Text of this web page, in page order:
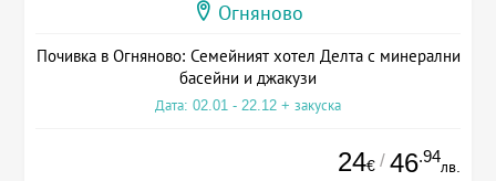
Огняново
Почивка в Огняново: Семейният хотел Делта с минерални
басейни и джакузи
Дата: 02.01 - 22.12 + закуска
24€ / 46.94
лв.